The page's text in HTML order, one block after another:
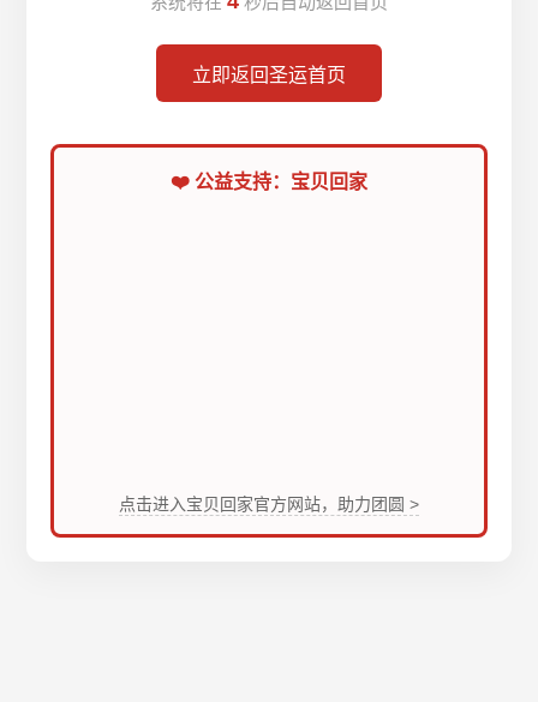
立即返回圣运首页
❤️ 公益支持：宝贝回家
点击进入宝贝回家官方网站，助力团圆 >